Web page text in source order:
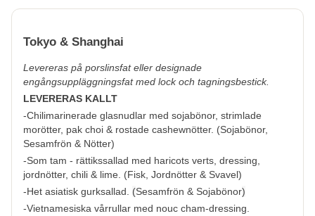
Tokyo & Shanghai
Levereras på porslinsfat eller designade
engångsuppläggningsfat med lock och tagningsbestick.
LEVERERAS KALLT
-Chilimarinerade glasnudlar med sojabönor, strimlade
morötter, pak choi & rostade cashewnötter. (Sojabönor,
Sesamfrön & Nötter)
-Som tam - rättikssallad med haricots verts, dressing,
jordnötter, chili & lime. (Fisk, Jordnötter & Svavel)
-Het asiatisk gurksallad. (Sesamfrön & Sojabönor)
-Vietnamesiska vårrullar med nouc cham-dressing.